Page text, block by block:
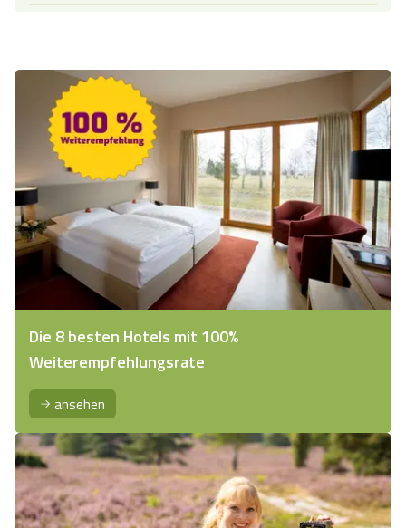
Die 8 besten Hotels mit 100%
Weiterempfehlungsrate
ansehen